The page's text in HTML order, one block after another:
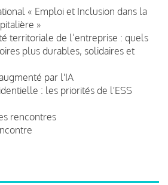
« Emploi et Inclusion dans la
»
territoriale de l’entreprise : quels
plus durables, solidaires et
par l'IA
: les priorités de l'ESS
rencontres